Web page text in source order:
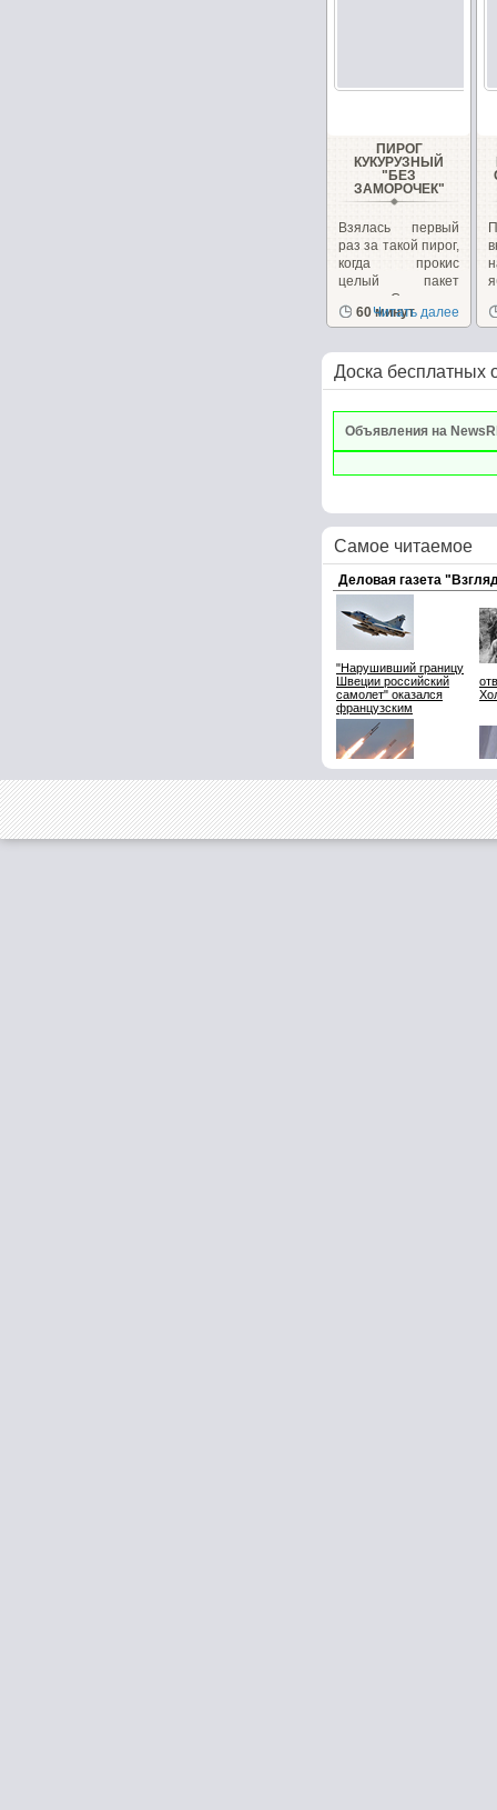
ПИРОГ
КУКУРУЗНЫЙ
"БЕЗ
ЗАМОРОЧЕК"
Взялась первый
раз за такой пирог,
когда прокис
целый пакет
молока. Стояло в...
60 минут
Читать далее
Доска бесплатных
Объявления на
Самое читаемое